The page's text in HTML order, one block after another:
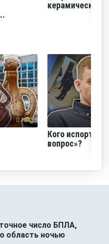
керамический
1872
Кого испортил
вопрос»?
число БПЛА,
область ночью